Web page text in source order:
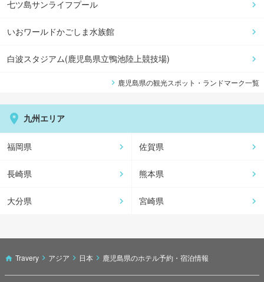
七ツ島サンライフプール
いおワールドかごしま水族館
白波スタジアム(鹿児島県立鴨池陸上競技場)
鹿児島県の観光スポット・ランドマーク一覧
九州エリア
福岡県 佐賀県
長崎県 熊本県
大分県 宮崎県
Travery アジア 日本 鹿児島県のホテル予約・宿泊情報